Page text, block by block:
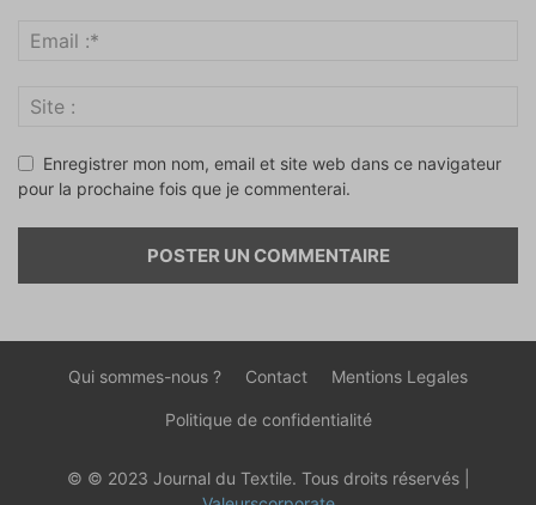
Enregistrer mon nom, email et site web dans ce navigateur
pour la prochaine fois que je commenterai.
Qui sommes-nous ? Contact Mentions Legales
Politique de confidentialité
© © 2023 Journal du Textile. Tous droits réservés |